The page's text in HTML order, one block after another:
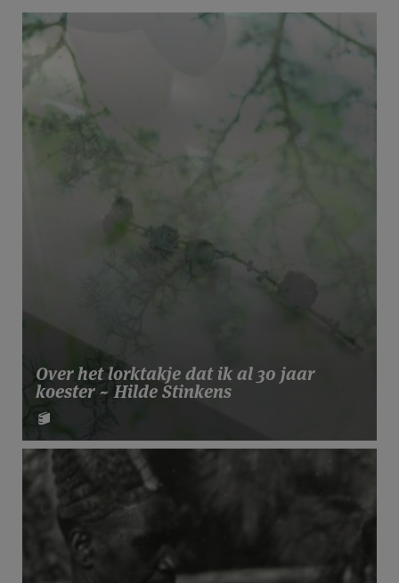
Over het lorktakje dat ik al 30 jaar
koester ~ Hilde Stinkens